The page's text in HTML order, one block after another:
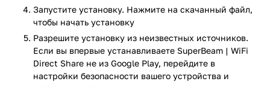
приложении SuperBeam WiFi Direct Share. Главное — это
две кнопка: 1) Отправка — с помощью этой кнопки вы
сможете отправить любой файл, который есть на вашем
устройстве. Нет разницы какой это файл, может быть
абсолютно всё, начиная от изображения и видео,
заканчивая различными документами или даже
телефонными контактами. Отправка идёт по сети Wi-Fi с
Запустите установку. Нажмите на скачанный файл,
чтобы начать установку
Разрешите установку из неизвестных источников.
Если вы впервые устанавливаете SuperBeam | WiFi
Direct Share не из Google Play, перейдите в
настройки безопасности вашего устройства и